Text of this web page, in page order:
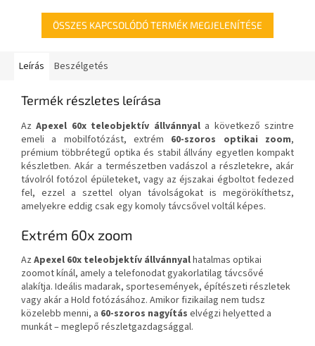
teleszkópos rúd, a távirányító
ÖSSZES KAPCSOLÓDÓ TERMÉK MEGJELENÍTÉSE
Leírás Beszélgetés
Termék részletes leírása
AzApexel 60x teleobjektív állvánnyala következő szintre
emeli a mobilfotózást, extrém 60-szoros optikai zoom,
prémium többrétegű optika és stabil állvány egyetlen kompakt
készletben. Akár a természetben vadászol a részletekre, akár
távolról fotózol épületeket, vagy az éjszakai égboltot fedezed
fel, ezzel a szettel olyan távolságokat is megörökíthetsz,
amelyekre eddig csak egy komoly távcsővel voltál képes.
Extrém 60x zoom
Az Apexel 60x teleobjektív állvánnyalhatalmas optikai
zoomot kínál, amely a telefonodat gyakorlatilag távcsővé
alakítja. Ideális madarak, sportesemények, építészeti részletek
vagy akár a Hold fotózásához. Amikor fizikailag nem tudsz
közelebb menni, a 60-szoros nagyítás elvégzi helyetted a
munkát – meglepő részletgazdagsággal.